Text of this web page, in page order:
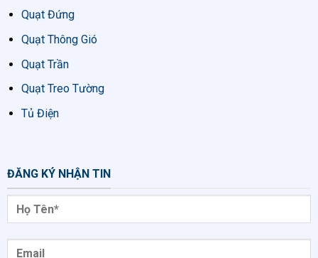
Quạt Đứng
Quạt Thông Gió
Quạt Trần
Quạt Treo Tường
Tủ Điện
ĐĂNG KÝ NHẬN TIN